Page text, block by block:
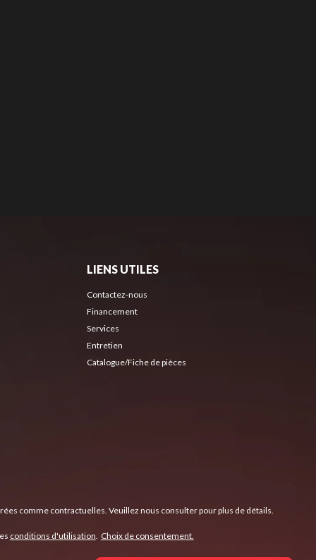
LIENS UTILES
Contactez-nous
Financement
Services
Entretien
Catalogue/Fiche de pièces
comme contractuelles. Veuillez nous consulter pour plus de détails.
conditions d'utilisation. Choix de consentement.